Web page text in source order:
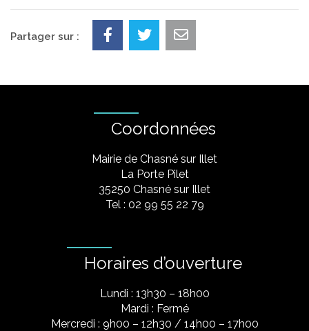
Partager sur :
Coordonnées
Mairie de Chasné sur Illet
La Porte Pilet
35250 Chasné sur Illet
Tel : 02 99 55 22 79
Horaires d’ouverture
Lundi : 13h30 – 18h00
Mardi : Fermé
Mercredi : 9h00 – 12h30 / 14h00 – 17h00